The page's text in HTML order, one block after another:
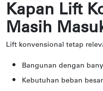
Kapan Lift
Masih
Lift konvensional tetap
Bangunan dengan
Kebutuhan beban besar